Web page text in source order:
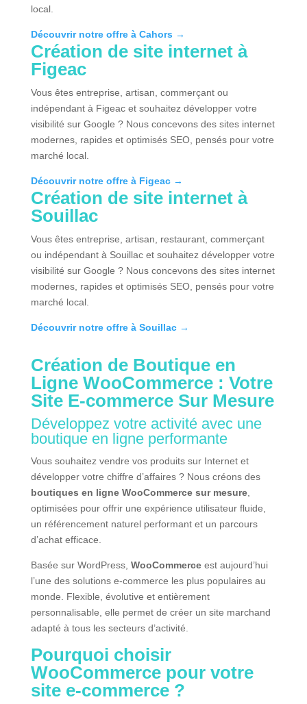
local.
Découvrir notre offre à Cahors →
Création de site internet à
Figeac
Vous êtes entreprise, artisan, commerçant ou
indépendant à Figeac et souhaitez développer votre
visibilité sur Google ? Nous concevons des sites internet
modernes, rapides et optimisés SEO, pensés pour votre
marché local.
Découvrir notre offre à Figeac →
Création de site internet à
Souillac
Vous êtes entreprise, artisan, restaurant, commerçant
ou indépendant à Souillac et souhaitez développer votre
visibilité sur Google ? Nous concevons des sites internet
modernes, rapides et optimisés SEO, pensés pour votre
marché local.
Découvrir notre offre à Souillac →
Création de Boutique en
Ligne WooCommerce : Votre
Site E-commerce Sur Mesure
Développez votre activité avec une
boutique en ligne performante
Vous souhaitez vendre vos produits sur Internet et
développer votre chiffre d’affaires ? Nous créons des
boutiques en ligne WooCommerce sur mesure,
optimisées pour offrir une expérience utilisateur fluide,
un référencement naturel performant et un parcours
d’achat efficace.
Basée sur WordPress, WooCommerceest aujourd’hui
l’une des solutions e-commerce les plus populaires au
monde. Flexible, évolutive et entièrement
personnalisable, elle permet de créer un site marchand
adapté à tous les secteurs d’activité.
Pourquoi choisir
WooCommerce pour votre
site e-commerce?